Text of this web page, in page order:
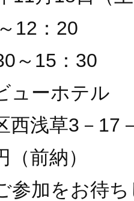
12：20
～15：30
ューホテル
西浅草3－17
前納）
加をお待ち